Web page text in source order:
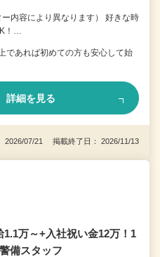
内容により異なります） 好きな時
！…
あれば初めての方も安心して始
詳細を見る
2026/07/21 掲載終了日： 2026/11/13
万～+入社祝い金12万！1
備スタッフ